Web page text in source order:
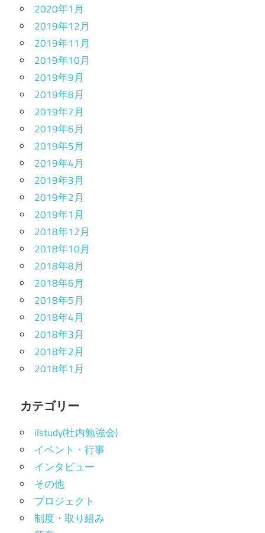
2020年1月
2019年12月
2019年11月
2019年10月
2019年9月
2019年8月
2019年7月
2019年6月
2019年5月
2019年4月
2019年3月
2019年2月
2019年1月
2018年12月
2018年10月
2018年8月
2018年6月
2018年5月
2018年4月
2018年3月
2018年2月
2018年1月
カテゴリー
ilstudy(社内勉強会)
イベント・行事
インタビュー
その他
プロジェクト
制度・取り組み